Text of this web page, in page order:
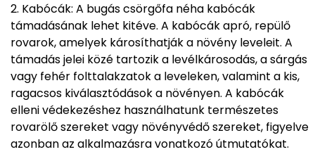
Kabócák: A bugás csörgőfa néha kabócák
támadásának lehet kitéve. A kabócák apró, repülő
rovarok, amelyek károsíthatják a növény leveleit. A
támadás jelei közé tartozik a levélkárosodás, a sárgás
vagy fehér folttalakzatok a leveleken, valamint a kis,
ragacsos kiválasztódások a növényen. A kabócák
elleni védekezéshez használhatunk természetes
rovarölő szereket vagy növényvédő szereket, figyelve
azonban az alkalmazásra vonatkozó útmutatókat.